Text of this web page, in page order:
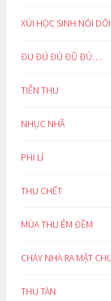
XÚI HỌC SINH NÓI DỐI
ĐU ĐÚ ĐÙ ĐŨ ĐỦ…
TIỄN THU
NHỤC NHÃ
PHI LÍ
THU CHẾT
MÙA THU ÊM ĐỀM
CHÁY NHÀ RA MẶT
THU TÀN